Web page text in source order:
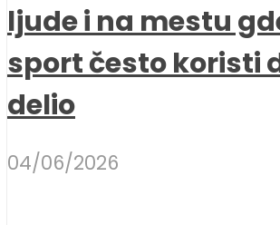
ljude i na mestu
sport često koristi
delio
04/06/2026